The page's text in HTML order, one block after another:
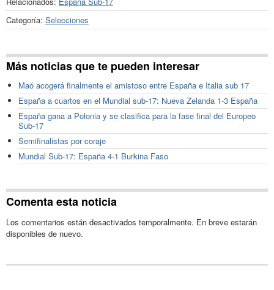
Categoría: Selecciones
Más noticias que te pueden interesar
Maó acogerá finalmente el amistoso entre España e Italia sub 17
España a cuartos en el Mundial sub-17: Nueva Zelanda 1-3 España
España gana a Polonia y se clasifica para la fase final del Europeo
Sub-17
Semifinalistas por coraje
Mundial Sub-17: España 4-1 Burkina Faso
Comenta esta noticia
Los comentarios están desactivados temporalmente. En breve estarán
disponibles de nuevo.